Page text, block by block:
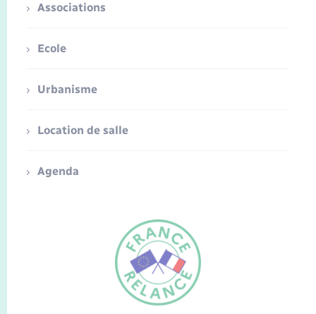
FR
Associations
Ecole
Urbanisme
Location de salle
Agenda